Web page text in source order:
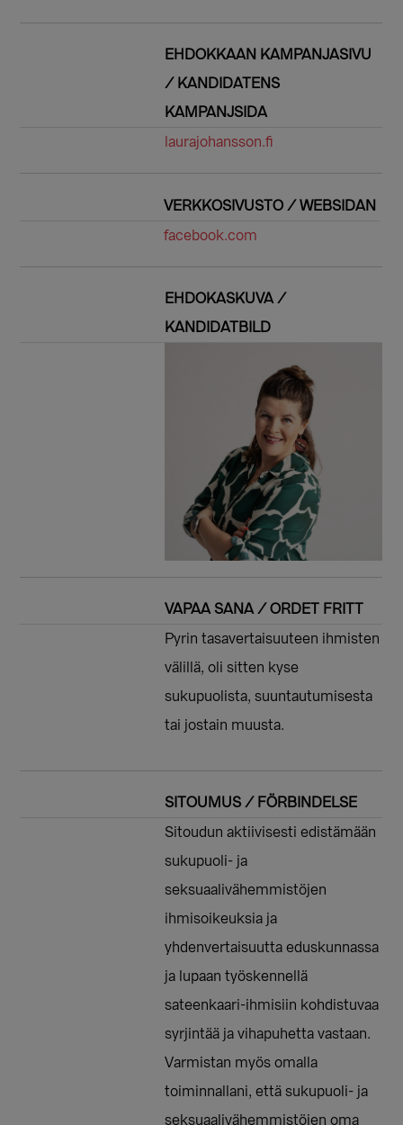
EHDOKKAAN KAMPANJASIVU
/ KANDIDATENS
KAMPANJSIDA
laurajohansson.fi
VERKKOSIVUSTO / WEBSIDAN
facebook.com
EHDOKASKUVA /
KANDIDATBILD
VAPAA SANA / ORDET FRITT
Pyrin tasavertaisuuteen ihmisten
välillä, oli sitten kyse
sukupuolista, suuntautumisesta
tai jostain muusta.
SITOUMUS / FÖRBINDELSE
Sitoudun aktiivisesti edistämään
sukupuoli- ja
seksuaalivähemmistöjen
ihmisoikeuksia ja
yhdenvertaisuutta eduskunnassa
ja lupaan työskennellä
sateenkaari-ihmisiin kohdistuvaa
syrjintää ja vihapuhetta vastaan.
Varmistan myös omalla
toiminnallani, että sukupuoli- ja
seksuaalivähemmistöjen oma